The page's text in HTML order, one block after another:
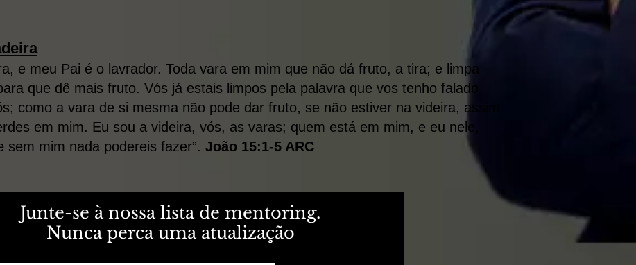
e meu Pai é o lavrador. Toda vara em mim que não dá fruto, a tira; e limpa
que dê mais fruto. Vós já estais limpos pela palavra que vos tenho falado.
como a vara de si mesma não pode dar fruto, se não estiver na videira, assim
em mim. Eu sou a videira, vós, as varas; quem está em mim, e eu nele,
mim nada podereis fazer”. João 15:1-5 ARC
Junte-se à nossa lista de mentoring.
Nunca perca uma atualização